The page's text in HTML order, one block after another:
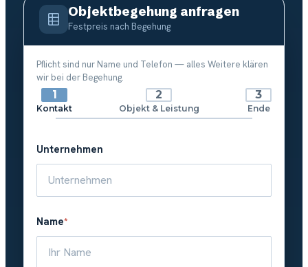
Objektbegehung anfragen
Festpreis nach Begehung
Pflicht sind nur Name und Telefon — alles Weitere klären
wir bei der Begehung.
Kontakt Objekt & Leistung Ende
Unternehmen
Name*